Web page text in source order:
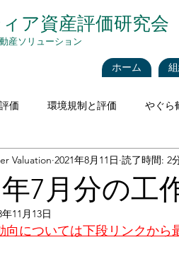
ア資産評価研究会
産ソリューション
ホーム
価 環境規制と評価 やぐら
ロン） 評価理論 税法と評
通信
7月分の工
Valuation 2021年8月11日 読了時間: 2
年11月13日
については下段リンクから